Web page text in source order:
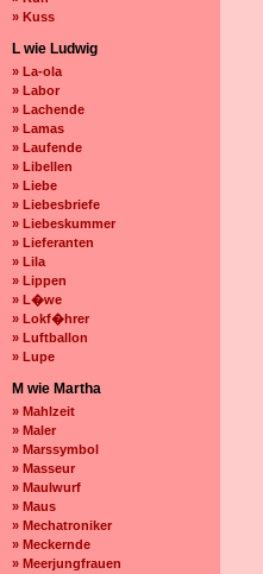
» Kuss
L wie Ludwig
» La-ola
» Labor
» Lachende
» Lamas
» Laufende
» Libellen
» Liebe
» Liebesbriefe
» Liebeskummer
» Lieferanten
» Lila
» Lippen
» L�we
» Lokf�hrer
» Luftballon
» Lupe
M wie Martha
» Mahlzeit
» Maler
» Marssymbol
» Masseur
» Maulwurf
» Maus
» Mechatroniker
» Meckernde
» Meerjungfrauen